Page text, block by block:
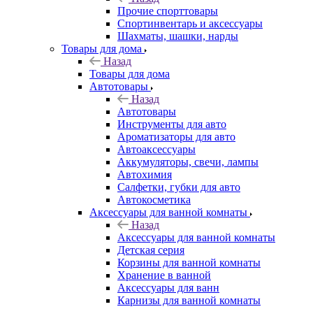
Прочие спорттовары
Спортинвентарь и аксессуары
Шахматы, шашки, нарды
Товары для дома
Назад
Товары для дома
Автотовары
Назад
Автотовары
Инструменты для авто
Ароматизаторы для авто
Автоаксессуары
Аккумуляторы, свечи, лампы
Автохимия
Салфетки, губки для авто
Автокосметика
Аксессуары для ванной комнаты
Назад
Аксессуары для ванной комнаты
Детская серия
Корзины для ванной комнаты
Хранение в ванной
Аксессуары для ванн
Карнизы для ванной комнаты